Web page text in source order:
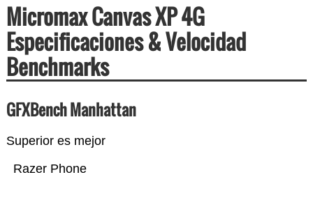
Micromax Canvas XP 4G
Especificaciones & Velocidad
Benchmarks
GFXBench Manhattan
Superior es mejor
Razer Phone